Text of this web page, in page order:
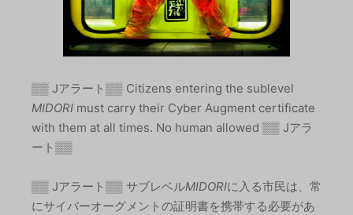
▒▒ Jアラート▒▒ Citizens entering the sublevel
MIDORI must carry their Cyber Augment certificate
with them at all times. No human allowed ▒▒ Jアラ
ート▒▒
▒▒ Jアラート▒▒ サブレベルMIDORIに入る市民は、常
にサイバーオーグメントの証明書を携帯する必要があ